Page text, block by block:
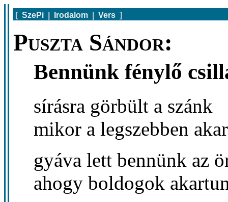
[ SzePi Irodalom Vers ]
Puszta Sándor:
Bennünk fénylő
sírásra görbült a szánk
mikor a legszebben
gyáva lett bennünk az
ahogy boldogok